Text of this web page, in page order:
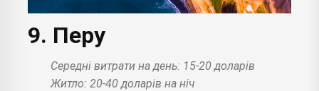
9. Перу
Середні витрати на день: 15-20 доларів
Житло: 20-40 доларів на ніч